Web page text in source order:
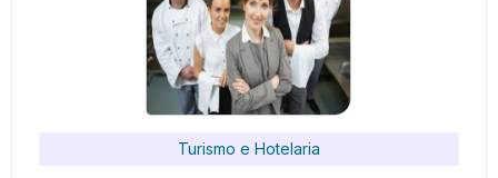
Turismo e Hotelaria